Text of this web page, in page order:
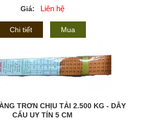
Giá: Liên hệ
Chi tiết Mua
TRƠN CHỊU TẢI 2.500 KG - DÂY
CẨU UY TÍN 5 CM